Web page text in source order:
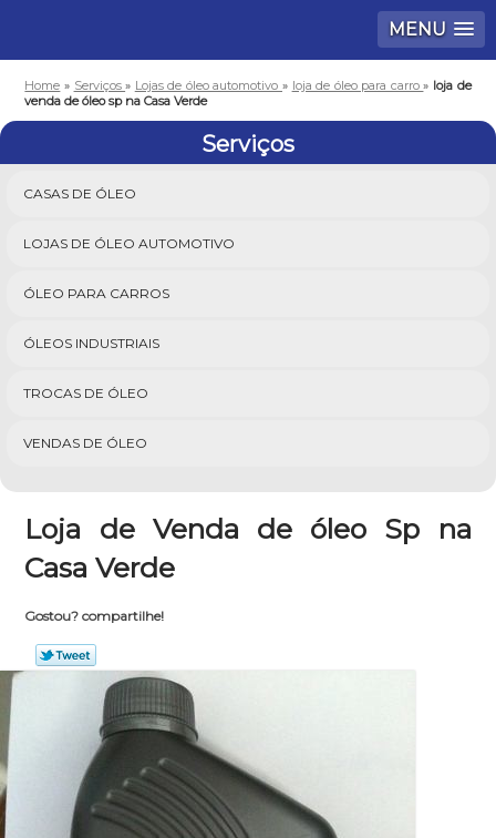
MENU
Home » Serviços» Lojas de óleo automotivo » loja de óleo para carro» loja de
venda de óleo sp na Casa Verde
Serviços
CASAS DE ÓLEO
LOJAS DE ÓLEO AUTOMOTIVO
ÓLEO PARA CARROS
ÓLEOS INDUSTRIAIS
TROCAS DE ÓLEO
VENDAS DE ÓLEO
Loja de Venda de óleo Sp na
Casa Verde
Gostou? compartilhe!